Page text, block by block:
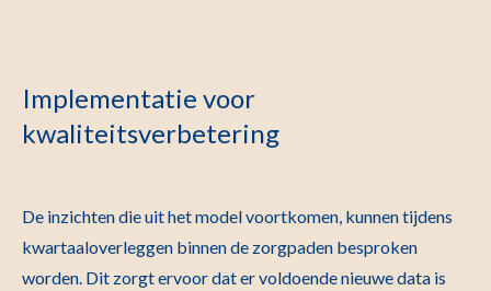
Implementatie voor
kwaliteitsverbetering
De inzichten die uit het model voortkomen, kunnen tijdens
kwartaaloverleggen binnen de zorgpaden besproken
worden. Dit zorgt ervoor dat er voldoende nieuwe data is